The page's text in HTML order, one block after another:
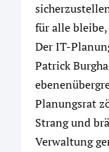
für alle bleibe,
Der IT-
Patrick
Planungsrat
Strang und
Verwaltung